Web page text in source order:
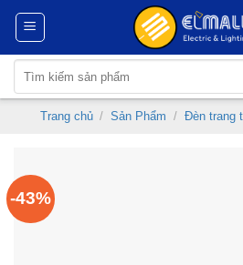
Skip
content
kiếm:
Trang chủ / Sản Phẩm / Đèn trang
-43%